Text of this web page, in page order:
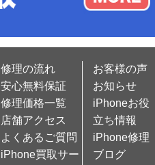
修理の流れ
安心無料保証
修理価格一覧
店舗アクセス
よくあるご質問
iPhone買取サー
お客様の声
お知らせ
iPhoneお役
立ち情報
iPhone修理
ブログ